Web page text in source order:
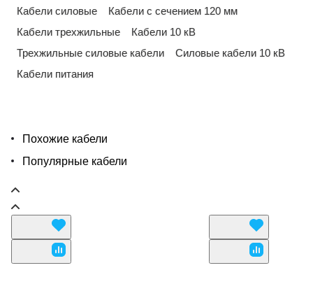
Кабели силовые
Кабели с сечением 120 мм
Кабели трехжильные
Кабели 10 кВ
Трехжильные силовые кабели
Силовые кабели 10 кВ
Кабели питания
Похожие кабели
Популярные кабели